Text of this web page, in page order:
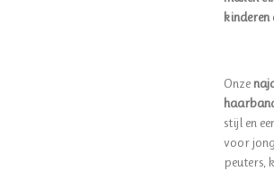
kinderen
Onze
stijl en
voor
peuters,